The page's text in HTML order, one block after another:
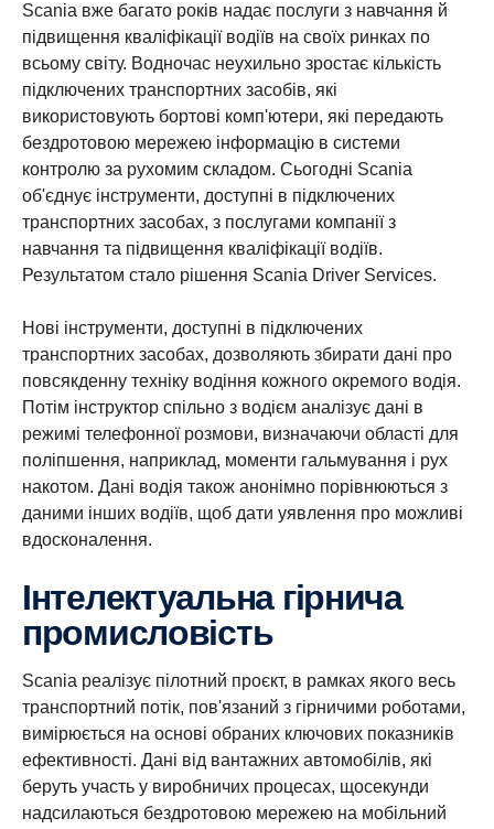
Scania вже багато років надає послуги з навчання й
підвищення кваліфікації водіїв на своїх ринках по
всьому світу. Водночас неухильно зростає кількість
підключених транспортних засобів, які
використовують бортові комп'ютери, які передають
бездротовою мережею інформацію в системи
контролю за рухомим складом. Сьогодні Scania
об'єднує інструменти, доступні в підключених
транспортних засобах, з послугами компанії з
навчання та підвищення кваліфікації водіїв.
Результатом стало рішення Scania Driver Services.
Нові інструменти, доступні в підключених
транспортних засобах, дозволяють збирати дані про
повсякденну техніку водіння кожного окремого водія.
Потім інструктор спільно з водієм аналізує дані в
режимі телефонної розмови, визначаючи області для
поліпшення, наприклад, моменти гальмування і рух
накотом. Дані водія також анонімно порівнюються з
даними інших водіїв, щоб дати уявлення про можливі
вдосконалення.
Інтелектуальна гірнича
промисловість
Scania реалізує пілотний проєкт, в рамках якого весь
транспортний потік, пов'язаний з гірничими роботами,
вимірюється на основі обраних ключових показників
ефективності. Дані від вантажних автомобілів, які
беруть участь у виробничих процесах, щосекунди
надсилаються бездротовою мережею на мобільний